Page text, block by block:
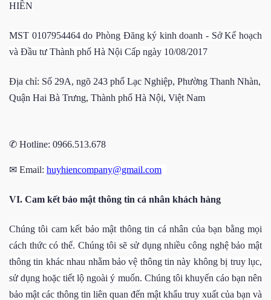
HIỀN
MST 0107954464 do Phòng Đăng ký kinh doanh - Sở Kế hoạch
và Đầu tư Thành phố Hà Nội Cấp ngày 10/08/2017
Địa chỉ: Số 29A, ngõ 243 phố Lạc Nghiệp, Phường Thanh Nhàn,
Quận Hai Bà Trưng, Thành phố Hà Nội, Việt Nam
✆ Hotline: 0966.513.678
✉ Email: huyhiencompany@gmail.com
VI. Cam kết bảo mật thông tin cá nhân khách hàng
Chúng tôi cam kết bảo mật thông tin cá nhân của bạn bằng mọi
cách thức có thể. Chúng tôi sẽ sử dụng nhiều công nghệ bảo mật
thông tin khác nhau nhằm bảo vệ thông tin này không bị truy lục,
sử dụng hoặc tiết lộ ngoài ý muốn. Chúng tôi khuyến cáo bạn nên
bảo mật các thông tin liên quan đến mật khẩu truy xuất của bạn và